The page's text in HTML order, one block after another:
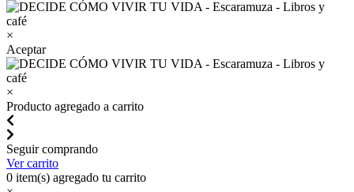
×
Aceptar
×
Producto agregado a carrito
Seguir comprando
Ver carrito
0 item(s) agregado tu carrito